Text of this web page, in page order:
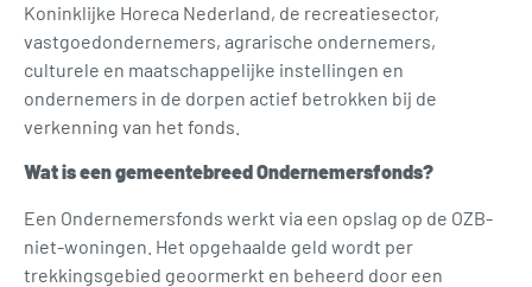
Koninklijke Horeca Nederland, de recreatiesector,
vastgoedondernemers, agrarische ondernemers,
culturele en maatschappelijke instellingen en
ondernemers in de dorpen actief betrokken bij de
verkenning van het fonds.
Wat is een gemeentebreed Ondernemersfonds?
Een Ondernemersfonds werkt via een opslag op de OZB-
niet-woningen. Het opgehaalde geld wordt per
trekkingsgebied geoormerkt en beheerd door een